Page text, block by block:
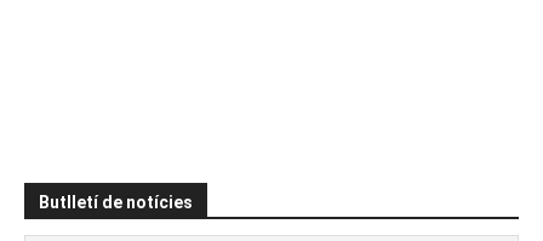
Butlletí de notícies